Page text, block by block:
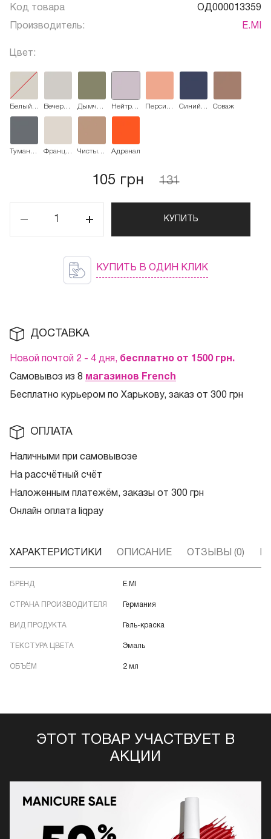
Код товара ОД000013359
Производитель: E.MI
Цвет:
Белый
шепот
Вечерняя
тень
Дымчатый
нефрит
Нейтральный
серый
ПерсиковыйСиний
Соваж
Туманная
ФранцузскийЧистый
Адреналин
105 грн 131
КУПИТЬ
КУПИТЬ В ОДИН КЛИК
ДОСТАВКА
Новой почтой 2 - 4 дня, бесплатно от 1500 грн.
Самовывоз из 8 магазинов French
Бесплатно курьером по Харькову, заказ от 300 грн
ОПЛАТА
Наличными при самовывозе
На рассчётный счёт
Наложенным платежём, заказы от 300 грн
Онлайн оплата liqpay
ХАРАКТЕРИСТИКИ ОПИСАНИЕ ОТЗЫВЫ (0)
БРЕНД E.MI
СТРАНА ПРОИЗВОДИТЕЛЯ Германия
ВИД ПРОДУКТА Гель-краска
ТЕКСТУРА ЦВЕТА Эмаль
ОБЪЁМ 2 мл
ЭТОТ ТОВАР УЧАСТВУЕТ В
АКЦИИ